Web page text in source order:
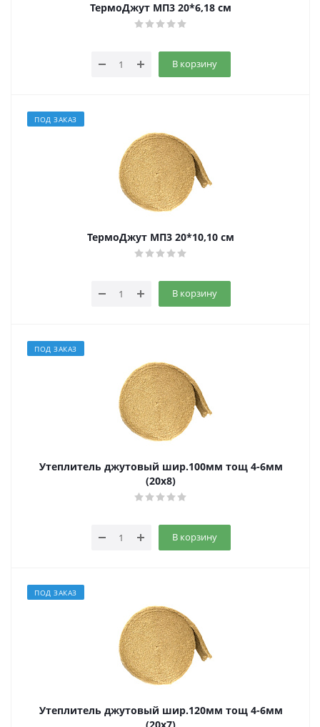
ТермоДжут МП3 20*6,18 см
В корзину
ПОД ЗАКАЗ
ТермоДжут МП3 20*10,10 см
В корзину
ПОД ЗАКАЗ
Утеплитель джутовый шир.100мм тощ 4-6мм
(20х8)
В корзину
ПОД ЗАКАЗ
Утеплитель джутовый шир.120мм тощ 4-6мм